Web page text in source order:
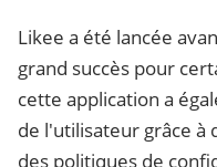
Likee a été lancée
grand succès pour
cette application a
de l'utilisateur grâce à
des politiques de